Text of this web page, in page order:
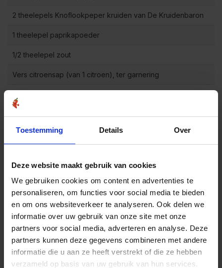
Toestemming Details Over
Deze website maakt gebruik van cookies
We gebruiken cookies om content en advertenties te
personaliseren, om functies voor social media te bieden
en om ons websiteverkeer te analyseren. Ook delen we
informatie over uw gebruik van onze site met onze
partners voor social media, adverteren en analyse. Deze
partners kunnen deze gegevens combineren met andere
informatie die u aan ze heeft verstrekt of die ze hebben
verzameld op basis van uw gebruik van hun services.
2 theelepels Knoflookpeper kruiden van De Kruidenbaron
1 theelepel paprikapoeder
1/2 theelepel zout
Vers citroensap (van 1 citroen), ter garnering
Bereidingswijze
Maak de kippenvleugels schoon en dep ze droog met
vleugels af.
2
In een kom meng je olijfolie, fijngehakte knoflook,
Knoflookpeper kruiden, paprikapoeder en zout. Roer
goed door elkaar totdat alle ingrediënten goed zijn
gemengd.
3
Doe de kippenvleugels in een grote kom en giet de
marinade eroverheen. Zorg ervoor dat alle
kippenvleugels goed bedekt zijn met de
kruidenmarinade. Dek de kom af en laat de
kippenvleugels gedurende minimaal 1 uur marineren in